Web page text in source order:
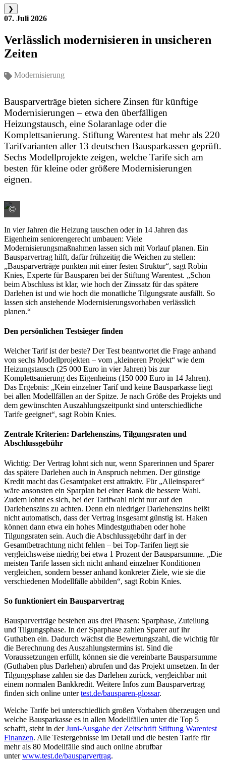
❯
07. Juli 2026
Verlässlich modernisieren in unsicheren
Zeiten
Modernisierung
Bausparverträge bieten sichere Zinsen für künftige
Modernisierungen – etwa den überfälligen
Heizungstausch, eine Solaranlage oder die
Komplettsanierung. Stiftung Warentest hat mehr als 220
Tarifvarianten aller 13 deutschen Bausparkassen geprüft.
Sechs Modellprojekte zeigen, welche Tarife sich am
besten für kleine oder größere Modernisierungen
eignen.
©
In vier Jahren die Heizung tauschen oder in 14 Jahren das
Eigenheim seniorengerecht umbauen: Viele
Modernisierungsmaßnahmen lassen sich mit Vorlauf planen. Ein
Bausparvertrag hilft, dafür frühzeitig die Weichen zu stellen:
„Bausparverträge punkten mit einer festen Struktur“, sagt Robin
Knies, Experte für Bausparen bei der Stiftung Warentest. „Schon
beim Abschluss ist klar, wie hoch der Zinssatz für das spätere
Darlehen ist und wie hoch die monatliche Tilgungsrate ausfällt. So
lassen sich anstehende Modernisierungsvorhaben verlässlich
planen.“
Den persönlichen Testsieger finden
Welcher Tarif ist der beste? Der Test beantwortet die Frage anhand
von sechs Modellprojekten – vom „kleineren Projekt“ wie dem
Heizungstausch (25 000 Euro in vier Jahren) bis zur
Komplettsanierung des Eigenheims (150 000 Euro in 14 Jahren).
Das Ergebnis: „Kein einzelner Tarif und keine Bausparkasse liegt
bei allen Modellfällen an der Spitze. Je nach Größe des Projekts und
dem gewünschten Auszahlungszeitpunkt sind unterschiedliche
Tarife geeignet“, sagt Robin Knies.
Zentrale Kriterien: Darlehenszins, Tilgungsraten und
Abschlussgebühr
Wichtig: Der Vertrag lohnt sich nur, wenn Sparerinnen und Sparer
das spätere Darlehen auch in Anspruch nehmen. Der günstige
Kredit macht das Gesamtpaket erst attraktiv. Für „Alleinsparer“
wäre ansonsten ein Sparplan bei einer Bank die bessere Wahl.
Zudem lohnt es sich, bei der Tarifwahl nicht nur auf den
Darlehenszins zu achten. Denn ein niedriger Darlehenszins heißt
nicht automatisch, dass der Vertrag insgesamt günstig ist. Haken
können dann etwa ein hohes Mindestguthaben oder hohe
Tilgungsraten sein. Auch die Abschlussgebühr darf in der
Gesamtbetrachtung nicht fehlen – bei Top-Tarifen liegt sie
vergleichsweise niedrig bei etwa 1 Prozent der Bausparsumme. „Die
meisten Tarife lassen sich nicht anhand einzelner Konditionen
vergleichen, sondern besser anhand konkreter Ziele, wie sie die
verschiedenen Modellfälle abbilden“, sagt Robin Knies.
So funktioniert ein Bausparvertrag
Bausparverträge bestehen aus drei Phasen: Sparphase, Zuteilung
und Tilgungsphase. In der Sparphase zahlen Sparer auf ihr
Guthaben ein. Dadurch wächst die Bewertungszahl, die wichtig für
die Berechnung des Auszahlungstermins ist. Sind die
Voraussetzungen erfüllt, können sie die vereinbarte Bausparsumme
(Guthaben plus Darlehen) abrufen und das Projekt umsetzen. In der
Tilgungsphase zahlen sie das Darlehen zurück, vergleichbar mit
einem normalen Bankkredit. Weitere Infos zum Bausparvertrag
finden sich online untertest.de/bausparen-glossar.
Welche Tarife bei unterschiedlich großen Vorhaben überzeugen und
welche Bausparkasse es in allen Modellfällen unter die Top 5
schafft, steht in derJuni-Ausgabe der Zeitschrift Stiftung Warentest
Finanzen. Alle Testergebnisse im Detail und die besten Tarife für
mehr als 80 Modellfälle sind auch online abrufbar
unterwww.test.de/bausparvertrag.